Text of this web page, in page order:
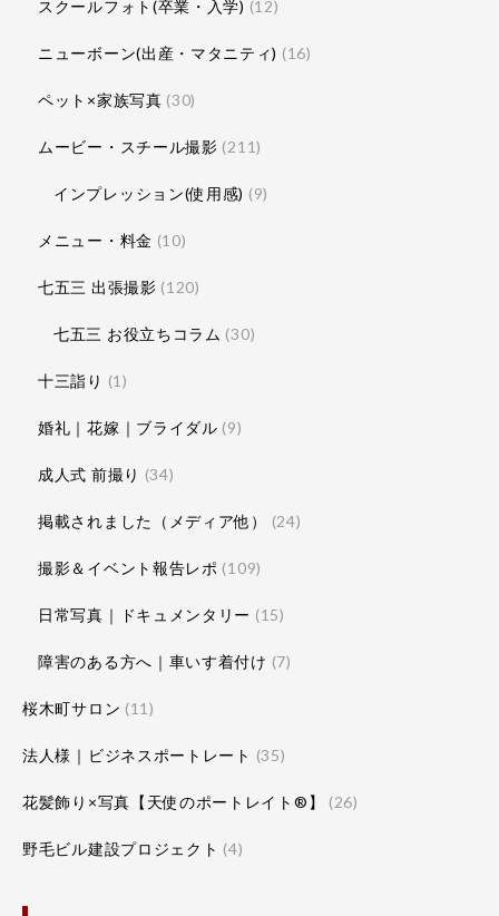
スクールフォト(卒業・入学) (12)
ニューボーン(出産・マタニティ) (16)
ペット×家族写真 (30)
ムービー・スチール撮影 (211)
インプレッション(使用感) (9)
メニュー・料金 (10)
七五三 出張撮影 (120)
七五三 お役立ちコラム (30)
十三詣り (1)
婚礼｜花嫁｜ブライダル (9)
成人式 前撮り (34)
掲載されました（メディア他） (24)
撮影＆イベント報告レポ (109)
日常写真｜ドキュメンタリー (15)
障害のある方へ｜車いす着付け (7)
桜木町サロン (11)
法人様｜ビジネスポートレート (35)
花髪飾り×写真【天使のポートレイト®】 (26)
野毛ビル建設プロジェクト (4)